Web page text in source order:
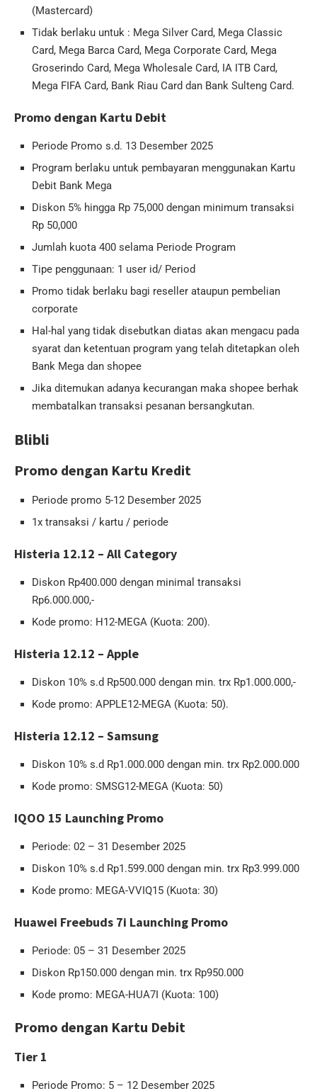
(Mastercard)
Tidak berlaku untuk : Mega Silver Card, Mega Classic
Card, Mega Barca Card, Mega Corporate Card, Mega
Groserindo Card, Mega Wholesale Card, IA ITB Card,
Mega FIFA Card, Bank Riau Card dan Bank Sulteng Card.
Promo dengan Kartu Debit
Periode Promo s.d. 13 Desember 2025
Program berlaku untuk pembayaran menggunakan Kartu
Debit Bank Mega
Diskon 5% hingga Rp 75,000 dengan minimum transaksi
Rp 50,000
Jumlah kuota 400 selama Periode Program
Tipe penggunaan: 1 user id/ Period
Promo tidak berlaku bagi reseller ataupun pembelian
corporate
Hal-hal yang tidak disebutkan diatas akan mengacu pada
syarat dan ketentuan program yang telah ditetapkan oleh
Bank Mega dan shopee
Jika ditemukan adanya kecurangan maka shopee berhak
membatalkan transaksi pesanan bersangkutan.
Blibli
Promo dengan Kartu Kredit
Periode promo 5-12 Desember 2025
1x transaksi / kartu / periode
Histeria 12.12 – All Category
Diskon Rp400.000 dengan minimal transaksi
Rp6.000.000,-
Kode promo: H12-MEGA (Kuota: 200).
Histeria 12.12 – Apple
Diskon 10% s.d Rp500.000 dengan min. trx Rp1.000.000,-
Kode promo: APPLE12-MEGA (Kuota: 50).
Histeria 12.12 – Samsung
Diskon 10% s.d Rp1.000.000 dengan min. trx Rp2.000.000
Kode promo: SMSG12-MEGA (Kuota: 50)
IQOO 15 Launching Promo
Periode: 02 – 31 Desember 2025
Diskon 10% s.d Rp1.599.000 dengan min. trx Rp3.999.000
Kode promo: MEGA-VVIQ15 (Kuota: 30)
Huawei Freebuds 7i Launching Promo
Periode: 05 – 31 Desember 2025
Diskon Rp150.000 dengan min. trx Rp950.000
Kode promo: MEGA-HUA7I (Kuota: 100)
Promo dengan Kartu Debit
Tier 1
Periode Promo: 5 – 12 Desember 2025